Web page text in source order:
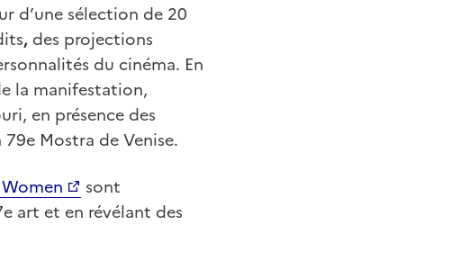
d’une sélection de 20
, des projections
du cinéma. En
la manifestation,
en présence des
Mostra de Venise.
sont
art et en révélant des